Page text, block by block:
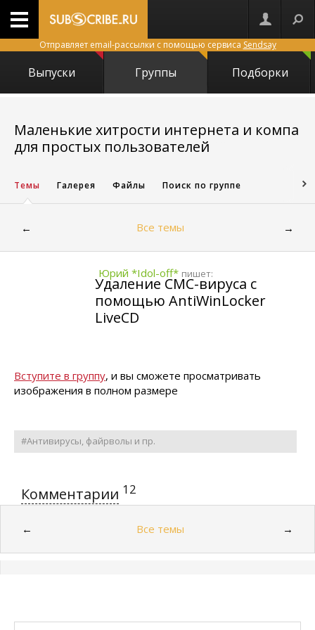
Отправляет email-рассылки с помощью сервиса Sendsay
Выпуски Группы Подборки
Маленькие хитрости интернета и компа
для простых пользователей
Темы Галерея Файлы Поиск по группе
← Все темы →
Юрий *Idol-off* пишет:
Удаление СМС-вируса с
помощью AntiWinLocker
LiveCD
Вступите в группу, и вы сможете просматривать
изображения в полном размере
#Антивирусы, файрволы и пр.
Комментарии 12
← Все темы →